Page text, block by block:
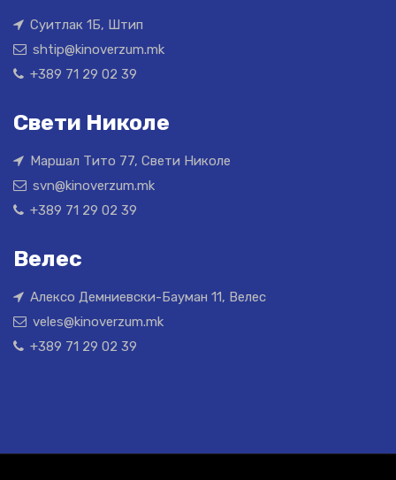
Суитлак 1Б, Штип
shtip@kinoverzum.mk
+389 71 29 02 39
Свети Николе
Маршал Тито 77, Свети Николе
svn@kinoverzum.mk
+389 71 29 02 39
Велес
Алексо Демниевски-Бауман 11, Велес
veles@kinoverzum.mk
+389 71 29 02 39